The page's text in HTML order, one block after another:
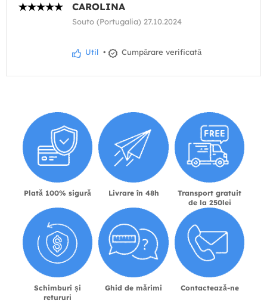
CAROLINA
Souto (Portugalia) 27.10.2024
Util • Cumpărare verificată
Plată 100% sigură Livrare în 48h
Transport gratuit
de la 250lei
Schimburi și
retururi
Ghid de mărimi Contactează-ne